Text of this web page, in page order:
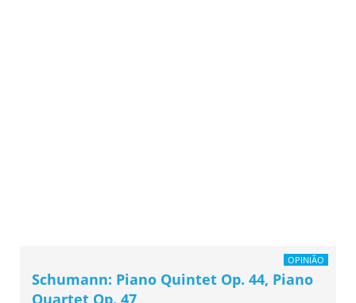
OPINIÃO
Schumann: Piano Quintet Op. 44, Piano
Quartet Op. 47